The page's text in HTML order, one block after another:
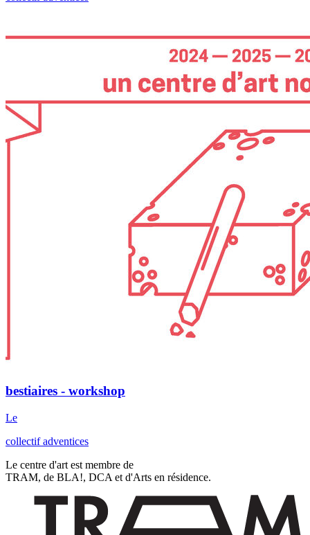
bestiaires - workshop
Le
collectif adventices
Le centre d'art est membre de
TRAM, de BLA!, DCA et d'Arts en résidence.